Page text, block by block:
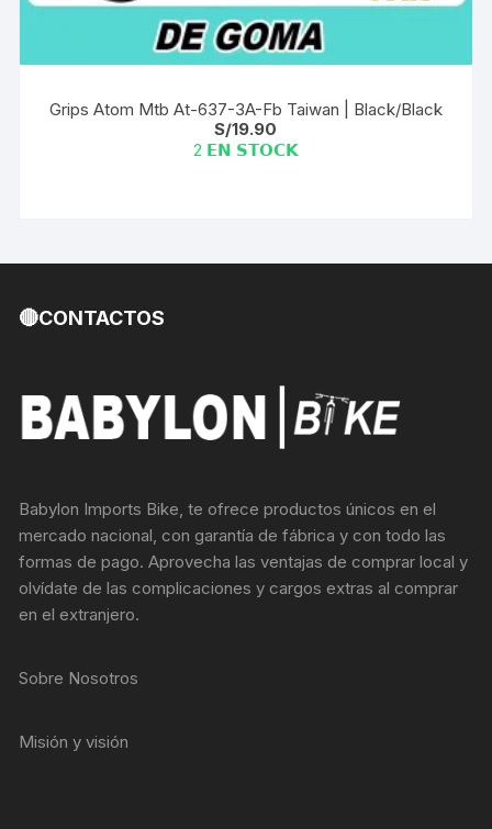
Grips Atom Mtb At-637-3A-Fb Taiwan | Black/Black
S/19.90
2 𝗘𝗡 𝗦𝗧𝗢𝗖𝗞
🔴CONTACTOS
Babylon Imports Bike, te ofrece productos únicos en el
mercado nacional, con garantía de fábrica y con todo las
formas de pago. Aprovecha las ventajas de comprar local y
olvídate de las complicaciones y cargos extras al comprar
en el extranjero.
Sobre Nosotros
Misión y visión